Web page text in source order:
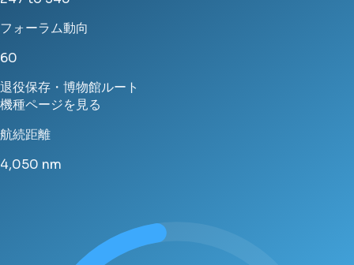
フォーラム動向
60
退役保存・博物館ルート
機種ページを見る
航続距離
4,050 nm